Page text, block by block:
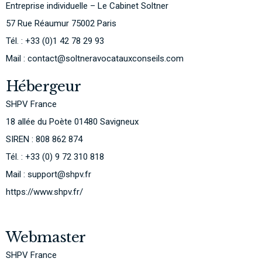
Entreprise individuelle – Le Cabinet Soltner
57 Rue Réaumur 75002 Paris
Tél. : +33 (0)1 42 78 29 93
Mail : contact@soltneravocatauxconseils.com
Hébergeur
SHPV France
18 allée du Poète 01480 Savigneux
SIREN : 808 862 874
Tél. : +33 (0) 9 72 310 818
Mail : support@shpv.fr
https://www.shpv.fr/
Webmaster
SHPV France